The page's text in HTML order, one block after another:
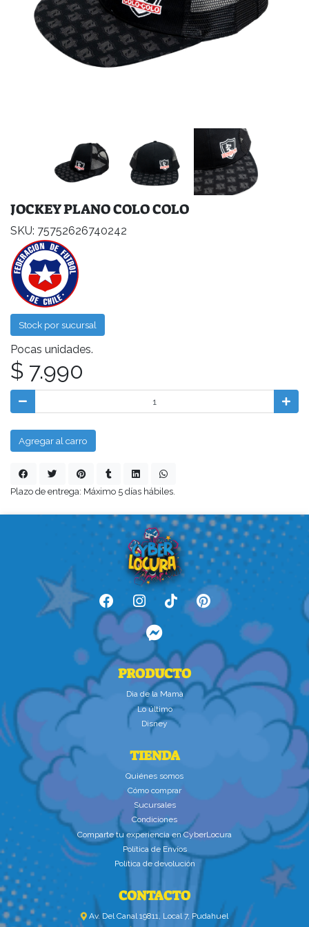
JOCKEY PLANO COLO COLO
SKU: 75752626740242
Stock por sucursal
Pocas unidades.
$ 7.990
Agregar al carro
Plazo de entrega: Máximo 5 días hábiles.
PRODUCTO
Dìa de la Mamà
Lo último
Disney
TIENDA
Quiénes somos
Cómo comprar
Sucursales
Condiciones
Comparte tu experiencia en CyberLocura
Política de Envíos
Política de devolución
CONTACTO
Av. Del Canal 19811, Local 7, Pudahuel